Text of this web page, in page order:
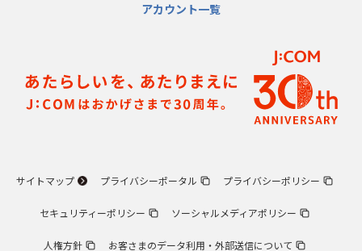
アカウント一覧
サイトマップ プライバシーポータル プライバシーポリシー
セキュリティーポリシー ソーシャルメディアポリシー
人権方針 お客さまのデータ利用・外部送信について